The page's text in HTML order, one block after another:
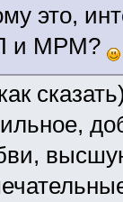
это,
и МРМ?